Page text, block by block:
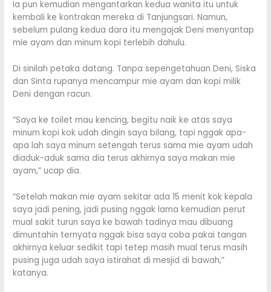
Ia pun kemudian mengantarkan kedua wanita itu untuk
kembali ke kontrakan mereka di Tanjungsari. Namun,
sebelum pulang kedua dara itu mengajak Deni menyantap
mie ayam dan minum kopi terlebih dahulu.
Di sinilah petaka datang. Tanpa sepengetahuan Deni, Siska
dan Sinta rupanya mencampur mie ayam dan kopi milik
Deni dengan racun.
“Saya ke toilet mau kencing, begitu naik ke atas saya
minum kopi kok udah dingin saya bilang, tapi nggak apa-
apa lah saya minum setengah terus sama mie ayam udah
diaduk-aduk sama dia terus akhirnya saya makan mie
ayam,” ucap dia.
“Setelah makan mie ayam sekitar ada 15 menit kok kepala
saya jadi pening, jadi pusing nggak lama kemudian perut
mual sakit turun saya ke bawah tadinya mau dibuang
dimuntahin ternyata nggak bisa saya coba pakai tangan
akhirnya keluar sedikit tapi tetep masih mual terus masih
pusing juga udah saya istirahat di mesjid di bawah,”
katanya.